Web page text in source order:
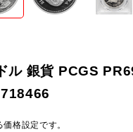
ル 銀貨 PCGS
格設定です。